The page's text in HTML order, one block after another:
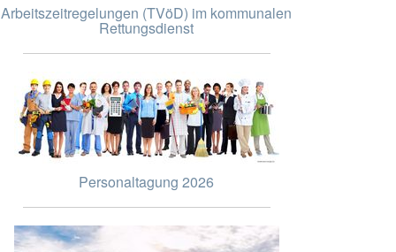
Arbeitszeitregelungen (TVöD) im kommunalen
Rettungsdienst
Personaltagung 2026